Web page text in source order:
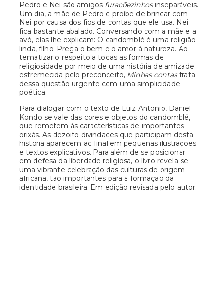
Pedro e Nei são amigos furacõezinhosinseparáveis.
Um dia, a mãe de Pedro o proíbe de brincar com
Nei por causa dos fios de contas que ele usa. Nei
fica bastante abalado. Conversando com a mãe e a
avó, elas lhe explicam: O candomblé é uma religião
linda, filho. Prega o bem e o amor à natureza. Ao
tematizar o respeito a todas as formas de
religiosidade por meio de uma história de amizade
estremecida pelo preconceito, Minhas contastrata
dessa questão urgente com uma simplicidade
poética.
Para dialogar com o texto de Luiz Antonio, Daniel
Kondo se vale das cores e objetos do candomblé,
que remetem às características de importantes
orixás. As dezoito divindades que participam desta
história aparecem ao final em pequenas ilustrações
e textos explicativos. Para além de se posicionar
em defesa da liberdade religiosa, o livro revela-se
uma vibrante celebração das culturas de origem
africana, tão importantes para a formação da
identidade brasileira. Em edição revisada pelo autor.